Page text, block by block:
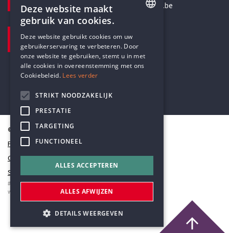
secretariaat@humanistischverbond.be
Pottenbrug 4
Antwerpen, 2000
© Humanistisch Verbond 2026
Privacy
Cookiestatement
Sitemap
#codedwithlove byCodelines
webapplicaties
mobiele apps&maatwerk websites
DUTCH
Deze website maakt
gebruik van cookies.
Deze website gebruikt cookies om uw
gebruikerservaring te verbeteren. Door
onze website te gebruiken, stemt u in met
alle cookies in overeenstemming met ons
Cookiebeleid. Lees verder
STRIKT NOODZAKELIJK
PRESTATIE
TARGETING
FUNCTIONEEL
ALLES ACCEPTEREN
ALLES AFWIJZEN
DETAILS WEERGEVEN